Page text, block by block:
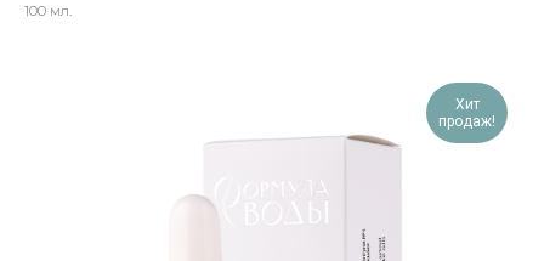
100 мл.
Хит
продаж!